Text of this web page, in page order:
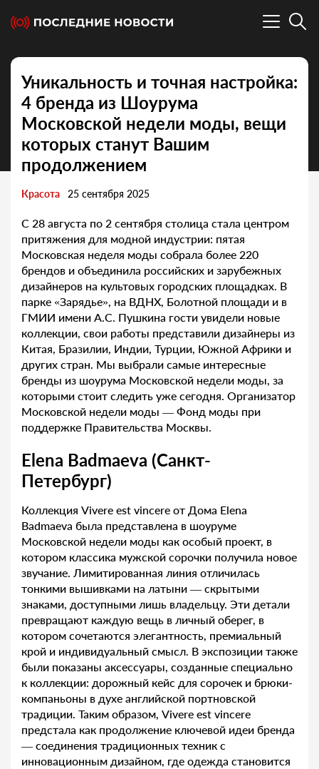
Уникальность и точная настройка:
4 бренда из Шоурума
Московской недели моды, вещи
которых станут Вашим
продолжением
Красота 25 сентября 2025
С 28 августа по 2 сентября столица стала центром
притяжения для модной индустрии: пятая
Московская неделя моды собрала более 220
брендов и объединила российских и зарубежных
дизайнеров на культовых городских площадках. В
парке «Зарядье», на ВДНХ, Болотной площади и в
ГМИИ имени А.С. Пушкина гости увидели новые
коллекции, свои работы представили дизайнеры из
Китая, Бразилии, Индии, Турции, Южной Африки и
других стран. Мы выбрали самые интересные
бренды из шоурума Московской недели моды, за
которыми стоит следить уже сегодня. Организатор
Московской недели моды — Фонд моды при
поддержке Правительства Москвы.
Elena Badmaeva (Санкт-
Петербург)
Коллекция Vivere est vincere от Дома Elena
Badmaeva была представлена в шоуруме
Московской недели моды как особый проект, в
котором классика мужской сорочки получила новое
звучание. Лимитированная линия отличилась
тонкими вышивками на латыни — скрытыми
знаками, доступными лишь владельцу. Эти детали
превращают каждую вещь в личный оберег, в
котором сочетаются элегантность, премиальный
крой и индивидуальный смысл. В экспозиции также
были показаны аксессуары, созданные специально
к коллекции: дорожный кейс для сорочек и брюки-
компаньоны в духе английской портновской
традиции. Таким образом, Vivere est vincere
предстала как продолжение ключевой идеи бренда
— соединения традиционных техник с
инновационным дизайном, где одежда становится